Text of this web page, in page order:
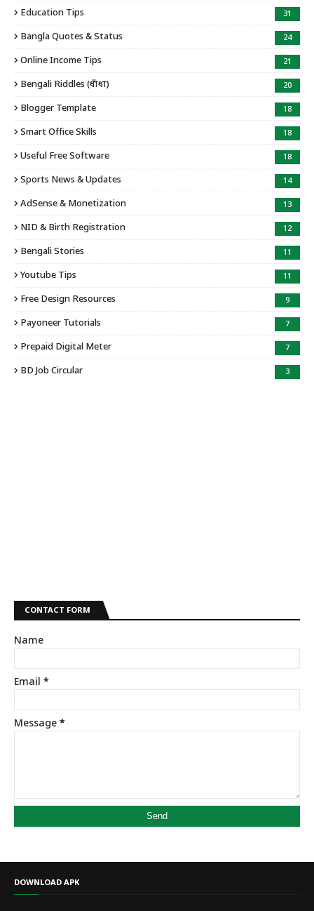
Education Tips 31
Bangla Quotes & Status 24
Online Income Tips 21
Bengali Riddles (ধাঁধা) 20
Blogger Template 18
Smart Office Skills 18
Useful Free Software 18
Sports News & Updates 14
AdSense & Monetization 13
NID & Birth Registration 12
Bengali Stories 11
Youtube Tips 11
Free Design Resources 9
Payoneer Tutorials 7
Prepaid Digital Meter 7
BD Job Circular 3
CONTACT FORM
Name
Email *
Message *
DOWNLOAD APK